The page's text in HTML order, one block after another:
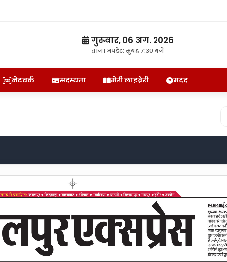
गुरूवार, 06 अग. 2026
ताज़ा अपडेट: सुबह 7:30 बजे
नेटवर्क सदस्यता मेरी लाइब्रेरी मदद